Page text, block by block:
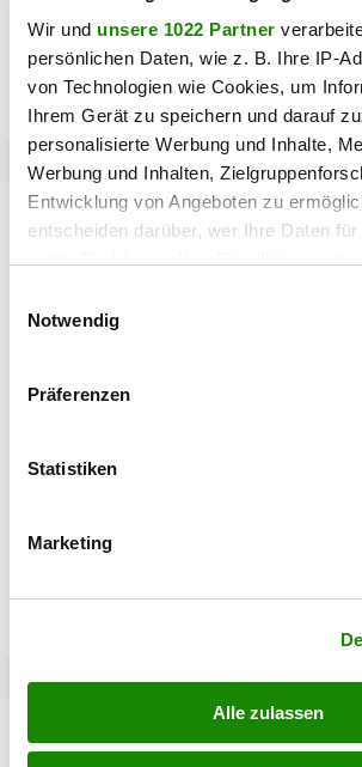
Wir und unsere 1022 Partner
persönlichen Daten, wie z. B. Ihre IP-
von Technologien wie Cookies, um
Ihrem Gerät zu speichern und darauf
personalisierte Werbung und Inhalte,
Werbung und Inhalten,
Entwicklung von Angeboten zu
entscheiden darüber, wer Ihre Daten
Trigger Symbol ändern oder widerrufen
Informationen über Ihre
können
bestimmten Merkmalen
Erfahren Sie mehr darüber, wie Ihre
Notwendig
Präferenzen
Statistiken
Marketing
Alle zulassen
Heiß: Lindsey Vonn zeigt
06.08.2026 UM 09:28,JOVANA BOROJEVIC
Lindsey Vonn begeistert mit einem
roten Bikini zeigt die Ski-Legende ihre
Bei Sturm-Spiel: ORF-Panne
bei Fußballfans